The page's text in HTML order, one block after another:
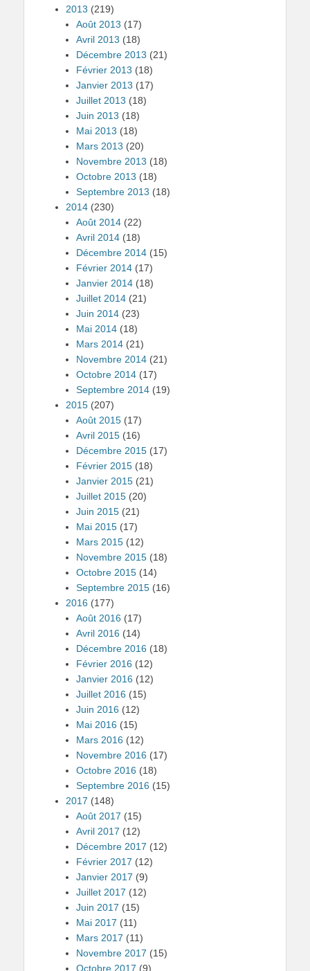
2013 (219)
Août 2013 (17)
Avril 2013 (18)
Décembre 2013 (21)
Février 2013 (18)
Janvier 2013 (17)
Juillet 2013 (18)
Juin 2013 (18)
Mai 2013 (18)
Mars 2013 (20)
Novembre 2013 (18)
Octobre 2013 (18)
Septembre 2013 (18)
2014 (230)
Août 2014 (22)
Avril 2014 (18)
Décembre 2014 (15)
Février 2014 (17)
Janvier 2014 (18)
Juillet 2014 (21)
Juin 2014 (23)
Mai 2014 (18)
Mars 2014 (21)
Novembre 2014 (21)
Octobre 2014 (17)
Septembre 2014 (19)
2015 (207)
Août 2015 (17)
Avril 2015 (16)
Décembre 2015 (17)
Février 2015 (18)
Janvier 2015 (21)
Juillet 2015 (20)
Juin 2015 (21)
Mai 2015 (17)
Mars 2015 (12)
Novembre 2015 (18)
Octobre 2015 (14)
Septembre 2015 (16)
2016 (177)
Août 2016 (17)
Avril 2016 (14)
Décembre 2016 (18)
Février 2016 (12)
Janvier 2016 (12)
Juillet 2016 (15)
Juin 2016 (12)
Mai 2016 (15)
Mars 2016 (12)
Novembre 2016 (17)
Octobre 2016 (18)
Septembre 2016 (15)
2017 (148)
Août 2017 (15)
Avril 2017 (12)
Décembre 2017 (12)
Février 2017 (12)
Janvier 2017 (9)
Juillet 2017 (12)
Juin 2017 (15)
Mai 2017 (11)
Mars 2017 (11)
Novembre 2017 (15)
Octobre 2017 (9)